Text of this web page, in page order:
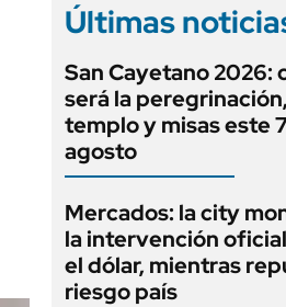
Últimas
San Cayetano 2026:
será la
templo y misas este
agosto
Mercados: la city
la intervención
el dólar, mientras
riesgo país